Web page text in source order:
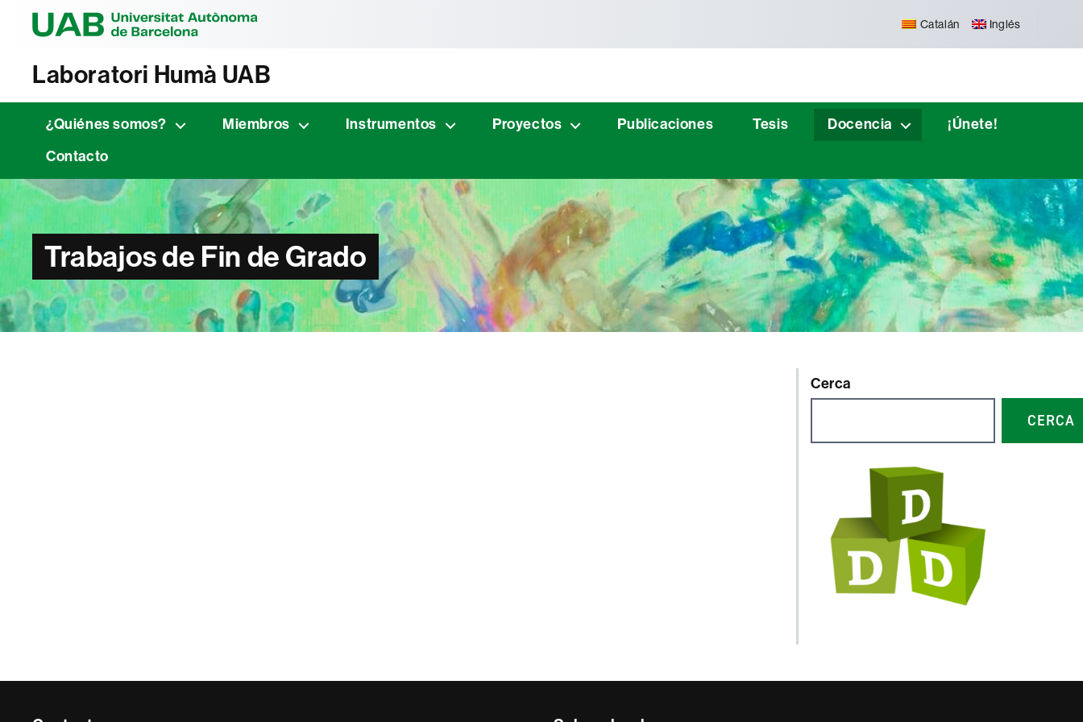
Catalán Inglés
Laboratori Humà UAB
¿Quiénes somos? Miembros Instrumentos Proyectos Publicaciones Tesis Docencia
¡Únete!
Contacto
Trabajos de Fin de Grado
Cerca
CERCA